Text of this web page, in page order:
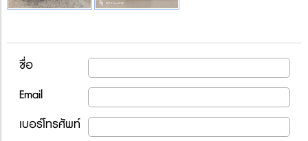
ชื่อ
Email
เบอร์โทรศัพท์